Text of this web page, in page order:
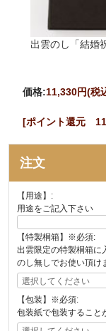
出雲のし「結婚
価格:11,330円(税
[ポイント還元
注文
【用途】:
用途をご記入下さい
【特製桐箱】※必須:
出雲限定の特製桐箱に
のし無しでお使い頂け
【包装】※必須:
包装紙で包装すること